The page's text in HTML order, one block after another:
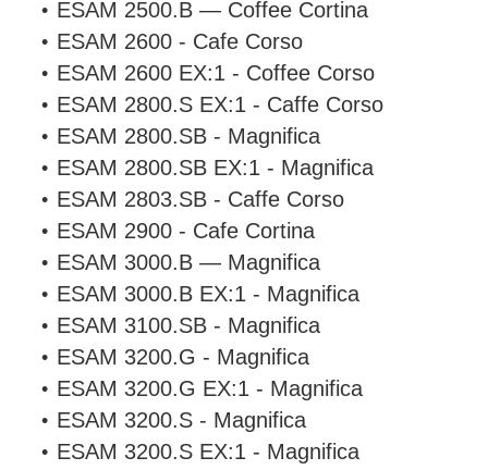
ESAM 2500.B — Coffee Cortina
ESAM 2600 - Cafe Corso
ESAM 2600 EX:1 - Coffee Corso
ESAM 2800.S EX:1 - Caffe Corso
ESAM 2800.SB - Magnifica
ESAM 2800.SB EX:1 - Magnifica
ESAM 2803.SB - Caffe Corso
ESAM 2900 - Cafe Cortina
ESAM 3000.B — Magnifica
ESAM 3000.B EX:1 - Magnifica
ESAM 3100.SB - Magnifica
ESAM 3200.G - Magnifica
ESAM 3200.G EX:1 - Magnifica
ESAM 3200.S - Magnifica
ESAM 3200.S EX:1 - Magnifica